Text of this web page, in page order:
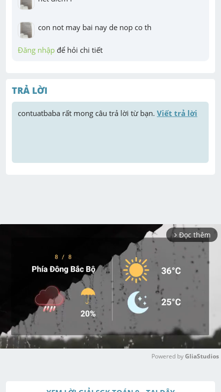
con not may bai nay de nop co th
Đăng nhập để hỏi chi tiết
TRẢ LỜI
contuatbaba rất mong câu trả lời từ bạn. Viết trả lời
arrow_forward_ios Đọc thêm
Powered by GliaStudios